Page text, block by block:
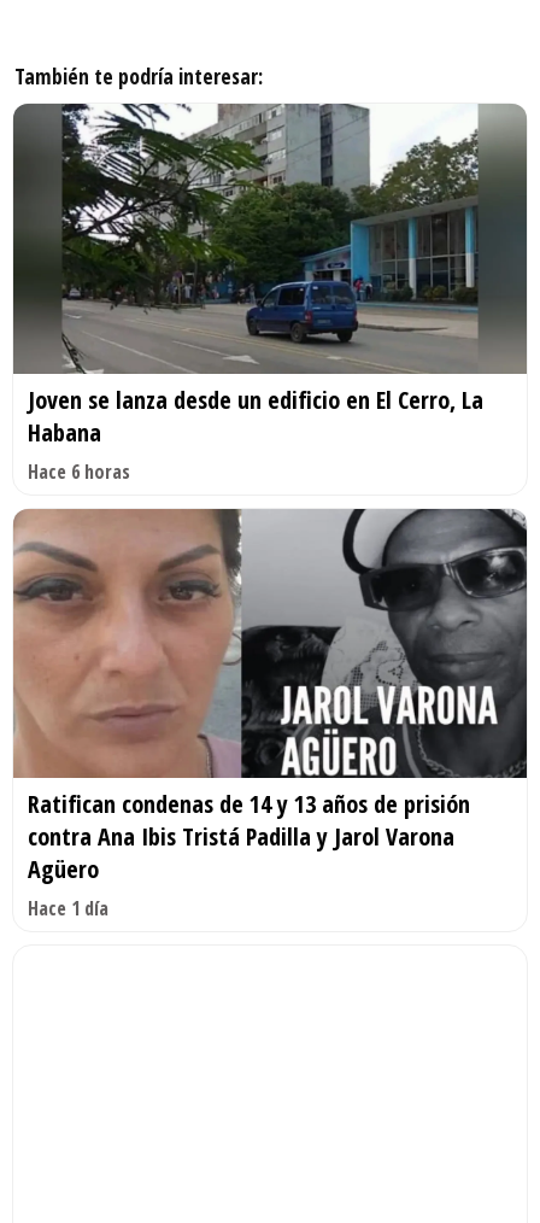
También te podría interesar:
Joven se lanza desde un edificio en El Cerro, La
Habana
Hace 6 horas
Ratifican condenas de 14 y 13 años de prisión
contra Ana Ibis Tristá Padilla y Jarol Varona
Agüero
Hace 1 día